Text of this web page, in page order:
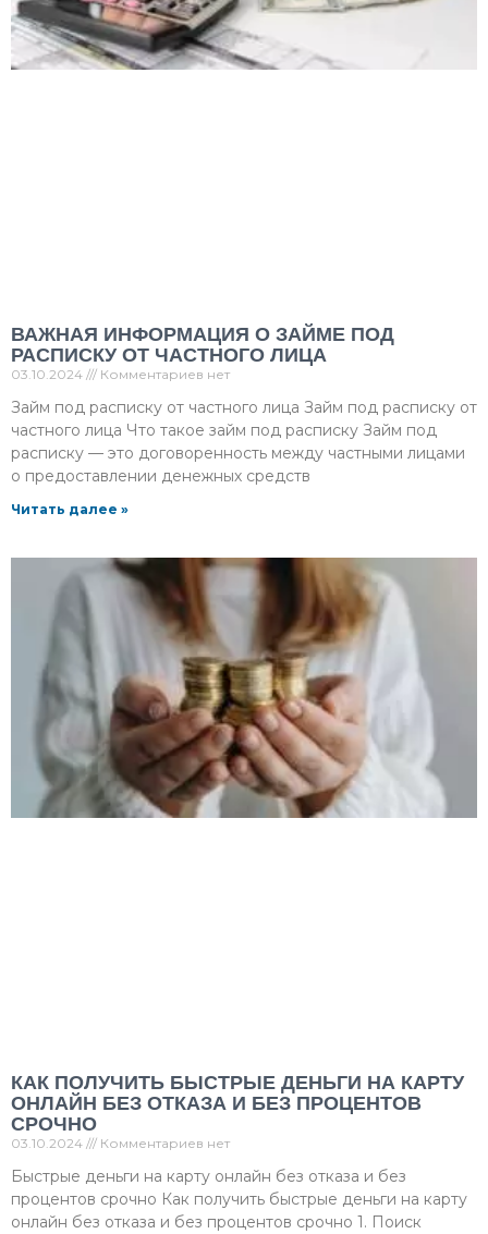
ВАЖНАЯ ИНФОРМАЦИЯ О ЗАЙМЕ ПОД
РАСПИСКУ ОТ ЧАСТНОГО ЛИЦА
03.10.2024 Комментариев нет
Займ под расписку от частного лица Займ под расписку от
частного лица Что такое займ под расписку Займ под
расписку — это договоренность между частными лицами
о предоставлении денежных средств
Читать далее »
КАК ПОЛУЧИТЬ БЫСТРЫЕ ДЕНЬГИ НА КАРТУ
ОНЛАЙН БЕЗ ОТКАЗА И БЕЗ ПРОЦЕНТОВ
СРОЧНО
03.10.2024 Комментариев нет
Быстрые деньги на карту онлайн без отказа и без
процентов срочно Как получить быстрые деньги на карту
онлайн без отказа и без процентов срочно 1. Поиск